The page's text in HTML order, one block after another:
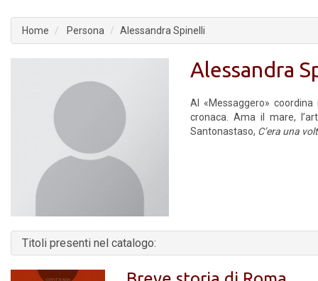
Home Persona Alessandra Spinelli
Alessandra
Al «Messaggero»
cronaca. Ama il mare,
Santonastaso, C’era una
Titoli presenti nel catalogo: